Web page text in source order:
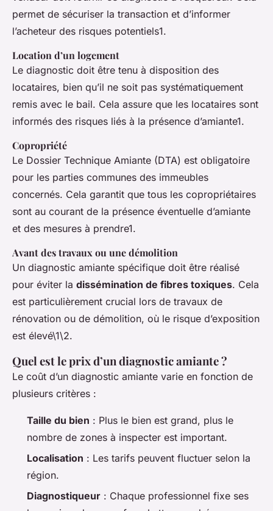
permet de sécuriser la transaction et d’informer
l’acheteur des risques potentiels1.
Location d’un logement
Le diagnostic doit être tenu à disposition des
locataires, bien qu’il ne soit pas systématiquement
remis avec le bail. Cela assure que les locataires sont
informés des risques liés à la présence d’amiante1.
Copropriété
Le Dossier Technique Amiante (DTA) est obligatoire
pour les parties communes des immeubles
concernés. Cela garantit que tous les copropriétaires
sont au courant de la présence éventuelle d’amiante
et des mesures à prendre1.
Avant des travaux ou une démolition
Un diagnostic amiante spécifique doit être réalisé
pour éviter la dissémination de fibres toxiques. Cela
est particulièrement crucial lors de travaux de
rénovation ou de démolition, où le risque d’exposition
est élevé\1\2.
Quel est le prix d’un diagnostic amiante ?
Le coût d’un diagnostic amiante varie en fonction de
plusieurs critères :
Taille du bien : Plus le bien est grand, plus le
nombre de zones à inspecter est important.
Localisation : Les tarifs peuvent fluctuer selon la
région.
Diagnostiqueur : Chaque professionnel fixe ses